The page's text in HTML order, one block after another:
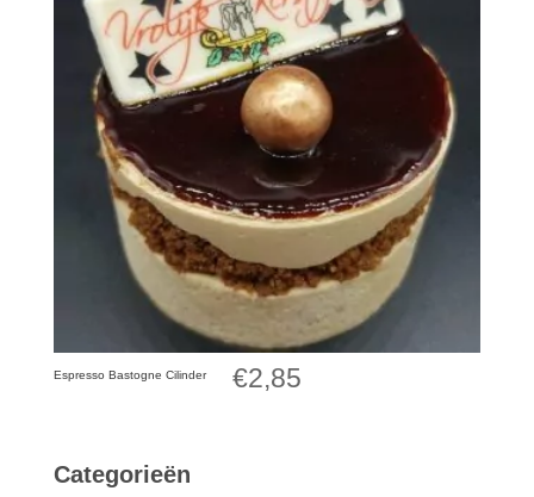
Espresso Bastogne Cilinder €2,85
Categorieën